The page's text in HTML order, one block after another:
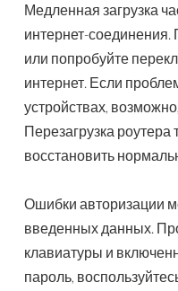
Медленная загрузка
интернет-соединения.
или попробуйте
интернет. Если
устройствах,
Перезагрузка
восстановить
Ошибки авторизации
введенных данных.
клавиатуры и
пароль,